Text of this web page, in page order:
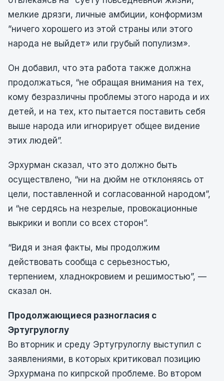
мелкие дрязги, личные амбиции, конформизм
”ничего хорошего из этой страны или этого
народа не выйдет» или грубый популизм».
Он добавил, что эта работа также должна
продолжаться, “не обращая внимания на тех,
кому безразличны проблемы этого народа и их
детей, и на тех, кто пытается поставить себя
выше народа или игнорирует общее видение
этих людей”.
Эрхурман сказал, что это должно быть
осуществлено, “ни на дюйм не отклоняясь от
цели, поставленной и согласованной народом”,
и “не сердясь на незрелые, провокационные
выкрики и вопли со всех сторон”.
“Видя и зная факты, мы продолжим
действовать сообща с серьезностью,
терпением, хладнокровием и решимостью”, —
сказал он.
Продолжающиеся разногласия с
Эртугрулоглу
Во вторник и среду Эртугрулоглу выступил с
заявлениями, в которых критиковал позицию
Эрхурмана по кипрской проблеме. Во втором